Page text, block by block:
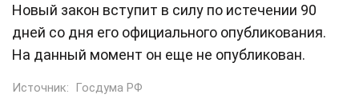
Новый закон вступит в силу по истечении 90
дней со дня его официального опубликования.
На данный момент он еще не опубликован.
Источник: Госдума РФ